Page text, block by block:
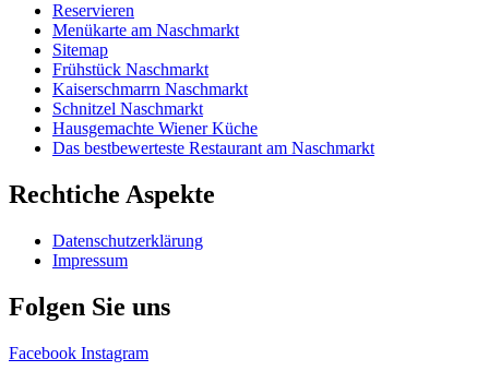
Reservieren
Menükarte am Naschmarkt
Sitemap
Frühstück Naschmarkt
Kaiserschmarrn Naschmarkt
Schnitzel Naschmarkt
Hausgemachte Wiener Küche
Das bestbewerteste Restaurant am Naschmarkt
Rechtiche Aspekte
Datenschutzerklärung
Impressum
Folgen Sie uns
Facebook Instagram